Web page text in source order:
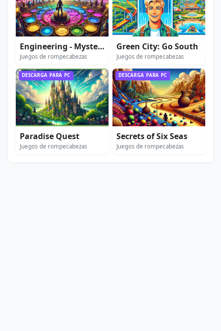
Engineering - Mystery of the Ancient Clock
Juegos de rompecabezas
Green City: Go South
Juegos de rompecabezas
DESCARGA PARA PC
Paradise Quest
Juegos de rompecabezas
DESCARGA PARA PC
Secrets of Six Seas
Juegos de rompecabezas